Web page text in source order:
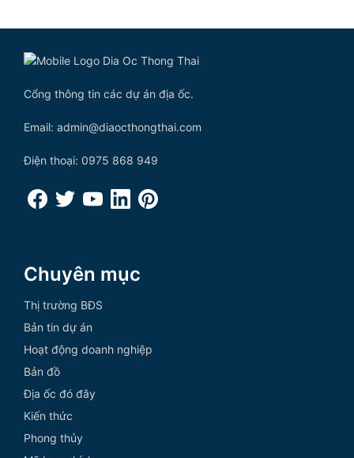
Cổng thông tin các dự án địa ốc.
Email: admin@diaocthongthai.com
Điện thoại: 0975 868 949
Chuyên mục
Thị trường BĐS
Bản tin dự án
Hoạt động doanh nghiệp
Bản đồ
Địa ốc đó đây
Kiến thức
Phong thủy